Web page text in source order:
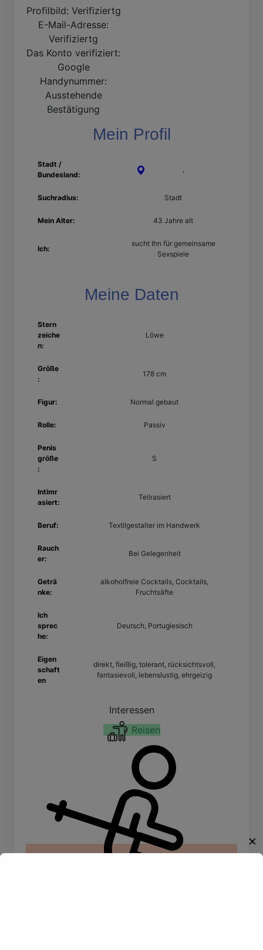
Profilbild: Verifiziertg
E-Mail-Adresse:
Verifiziertg
Das Konto verifiziert:
Google
Handynummer:
Ausstehende
Bestätigung
Mein Profil
Stadt /
Bundesland:
,
Suchradius: Stadt
Mein Alter: 43 Jahre alt
Ich:
sucht Ihn für gemeinsame
Sexspiele
Meine Daten
Stern
zeiche
n:
Löwe
Größe
:
178 cm
Figur: Normal gebaut
Rolle: Passiv
Penis
größe
:
S
Intimr
asiert:
Teilrasiert
Beruf: Textilgestalter im Handwerk
Rauch
er:
Bei Gelegenheit
Geträ
nke:
alkoholfreie Cocktails, Cocktails,
Fruchtsäfte
Ich
sprec
he:
Deutsch, Portugiesisch
Eigen
schaft
en
direkt, fleißig, tolerant, rücksichtsvoll,
fantasievoll, lebenslustig, ehrgeizig
Interessen
Reisen
✕